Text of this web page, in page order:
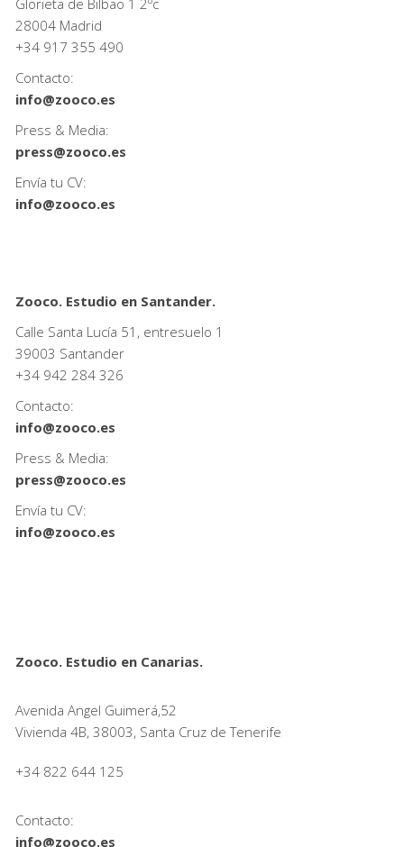
28004 Madrid
+34 917 355 490
Contacto:
info@zooco.es
Press & Media:
press@zooco.es
Envía tu CV:
info@zooco.es
Zooco. Estudio en Santander.
Calle Santa Lucía 51, entresuelo 1
39003 Santander
+34 942 284 326
Contacto:
info@zooco.es
Press & Media:
press@zooco.es
Envía tu CV:
info@zooco.es
Zooco. Estudio en Canarias.
Avenida Angel Guimerá,52
Vivienda 4B, 38003, Santa Cruz de Tenerife
+34 822 644 125
Contacto:
info@zooco.es